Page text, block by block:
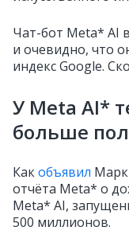
Чат-бот Meta* AI
и очевидно, что
индекс Google.
У Meta AI*
больше
Какобъявил Марк
отчёта Meta* о
Meta* AI,
500 миллионов.